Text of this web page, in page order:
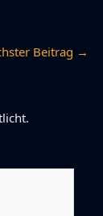
Beitrag →